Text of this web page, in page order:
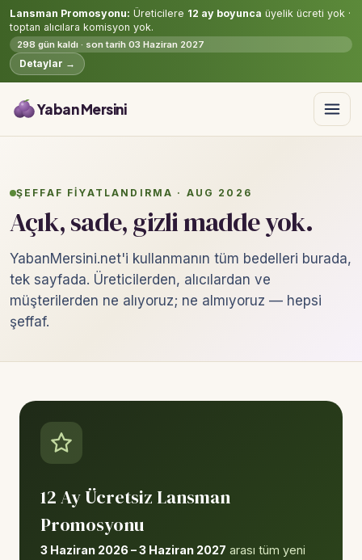
Lansman Promosyonu: Üreticilere 12 ay boyunca üyelik ücreti yok ·
toptan alıcılara komisyon yok.
298 gün kaldı · son tarih 03 Haziran 2027
Detaylar →
Yaban Mersini
ŞEFFAF FIYATLANDIRMA · AUG 2026
Açık, sade, gizli madde yok.
YabanMersini.net'i kullanmanın tüm bedelleri burada,
tek sayfada. Üreticilerden, alıcılardan ve
müşterilerden ne alıyoruz; ne almıyoruz — hepsi
şeffaf.
12 Ay Ücretsiz Lansman
Promosyonu
3 Haziran 2026 – 3 Haziran 2027 arası tüm yeni